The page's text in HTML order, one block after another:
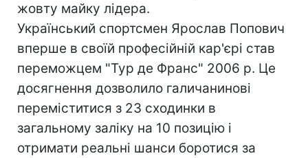
жовту майку лідера.
Український спортсмен Ярослав Попович
вперше в своїй професійній кар'єрі став
переможцем "Тур де Франс" 2006 р. Це
досягнення дозволило галичанинові
переміститися з 23 сходинки в
загальному заліку на 10 позицію і
отримати реальні шанси боротися за